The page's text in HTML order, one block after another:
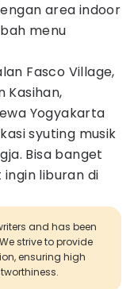
area indoor
menu
Fasco Village,
Kasihan,
Yogyakarta
syuting musik
Bisa banget
liburan di
and has been
strive to provide
ensuring high